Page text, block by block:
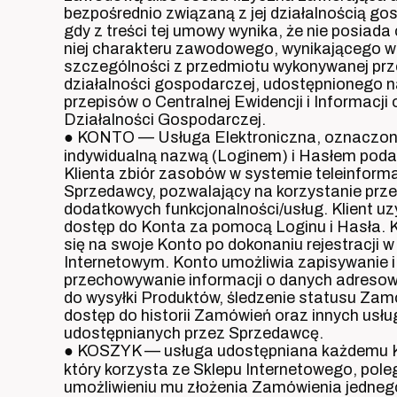
bezpośrednio związaną z jej działalnością
gdy z treści tej umowy wynika, że nie posiada
niej charakteru zawodowego, wynikającego w
szczególności z przedmiotu wykonywanej
działalności gospodarczej, udostępnionego
przepisów o Centralnej Ewidencji i Informacji
Działalności Gospodarczej.
● KONTO — Usługa Elektroniczna,
indywidualną nazwą (Loginem) i Hasłem
Klienta zbiór zasobów w systemie
Sprzedawcy, pozwalający na korzystanie
dodatkowych funkcjonalności/usług. Klient
dostęp do Konta za pomocą Loginu i Hasła.
się na swoje Konto po dokonaniu rejestracji w
Internetowym. Konto umożliwia zapisywanie i
przechowywanie informacji o danych
do wysyłki Produktów, śledzenie statusu
dostęp do historii Zamówień oraz innych
udostępnianych przez Sprzedawcę.
● KOSZYK — usługa udostępniana każdemu
który korzysta ze Sklepu Internetowego,
umożliwieniu mu złożenia Zamówienia